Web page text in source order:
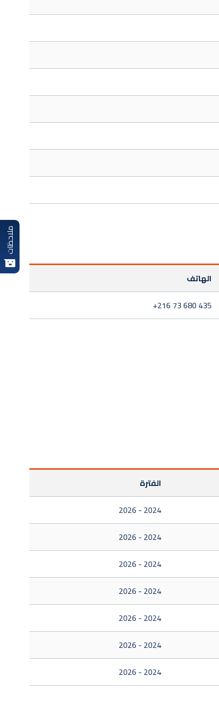
الهاتف
+216 73 680 435
الفترة
2024 - 2026
2024 - 2026
2024 - 2026
2024 - 2026
2024 - 2026
2024 - 2026
2024 - 2026
ملاحظات